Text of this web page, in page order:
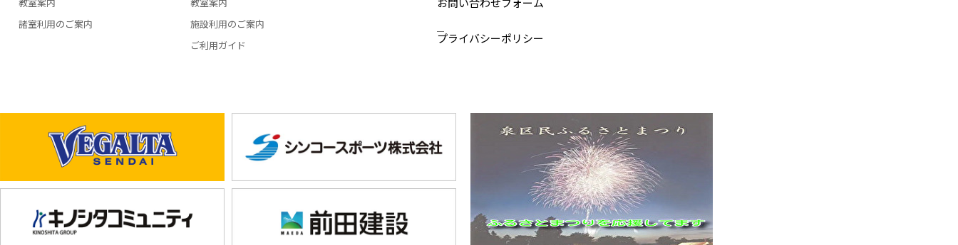
諸室利用のご案内
施設利用のご案内
ご利用ガイド
プライバシーポリシー